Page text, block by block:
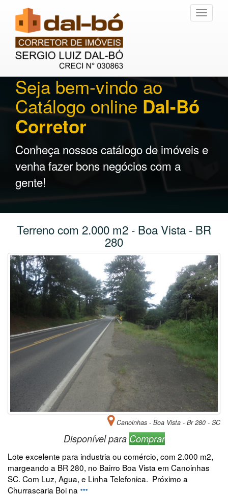
Toggle
Seja bem-vindo ao
Catálogo online Dal-Bó
Corretor
Conheça nossos catálogo de imóveis e
venha fazer bons negócios com a
gente!
Terreno com 2.000 m2 - Boa Vista - BR
280
Canoinhas - Boa Vista - Br 280 - SC
Disponível para Comprar
Lote excelente para industria ou comércio, com 2.000 m2,
margeando a BR 280, no Bairro Boa Vista em Canoinhas
SC. Com Luz, Agua, e Linha Telefonica. Próximo a
Churrascaria Boi na